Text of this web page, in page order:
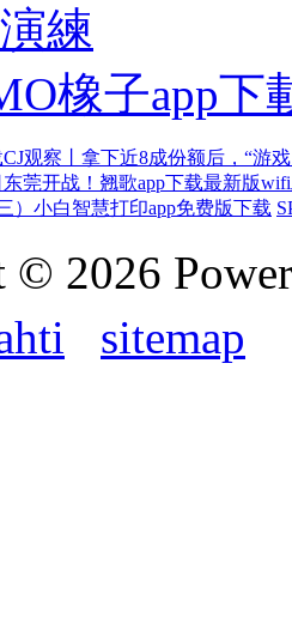
練
橡子app下
CJ观察丨拿下近8成份额后，“游
莞开战！ 翘歌app下载最新版wifi
） 小白智慧打印app免费版下载
© 2026
sitemap